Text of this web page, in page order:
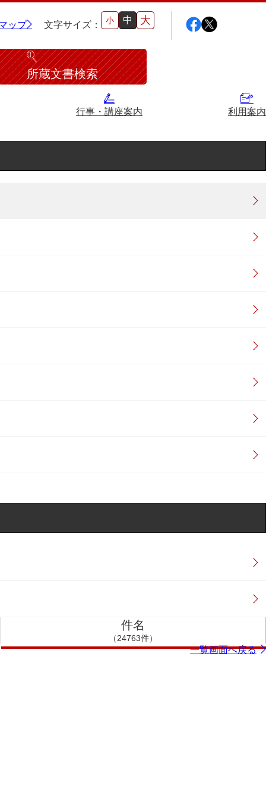
ップ 文字サイズ： 小 中 大
所蔵文書検索
行事・講座案内 利用案内
件名
（24763件）
一覧画面へ戻る